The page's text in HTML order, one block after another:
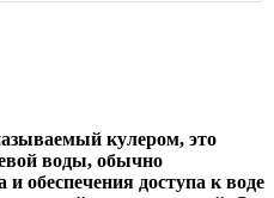
кулером, это
воды, обычно
обеспечения доступа к воде